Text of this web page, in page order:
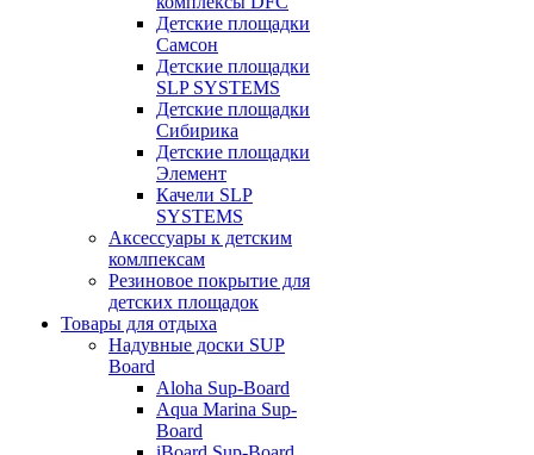
Детские площадки
Самсон
Детские площадки
SLP SYSTEMS
Детские площадки
Сибирика
Детские площадки
Элемент
Качели SLP
SYSTEMS
Аксессуары к детским
комлпексам
Резиновое покрытие для
детских площадок
Товары для отдыха
Надувные доски SUP
Board
Aloha Sup-Board
Aqua Marina Sup-
Board